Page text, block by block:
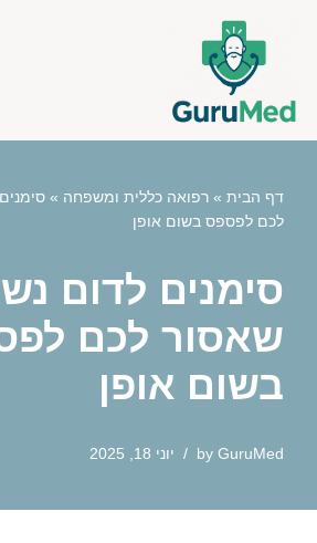
content
דף הבית » רפואה כללית ומשפחה »
לכם לפספס בשום אופן
סימנים לדום
שאסור לכם
בשום אופן
by GuruMed יוני 18, 2025